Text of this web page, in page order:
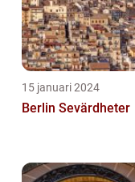
15 januari 2024
Berlin Sevärdheter